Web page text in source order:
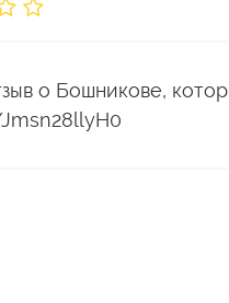
о Бошникове,